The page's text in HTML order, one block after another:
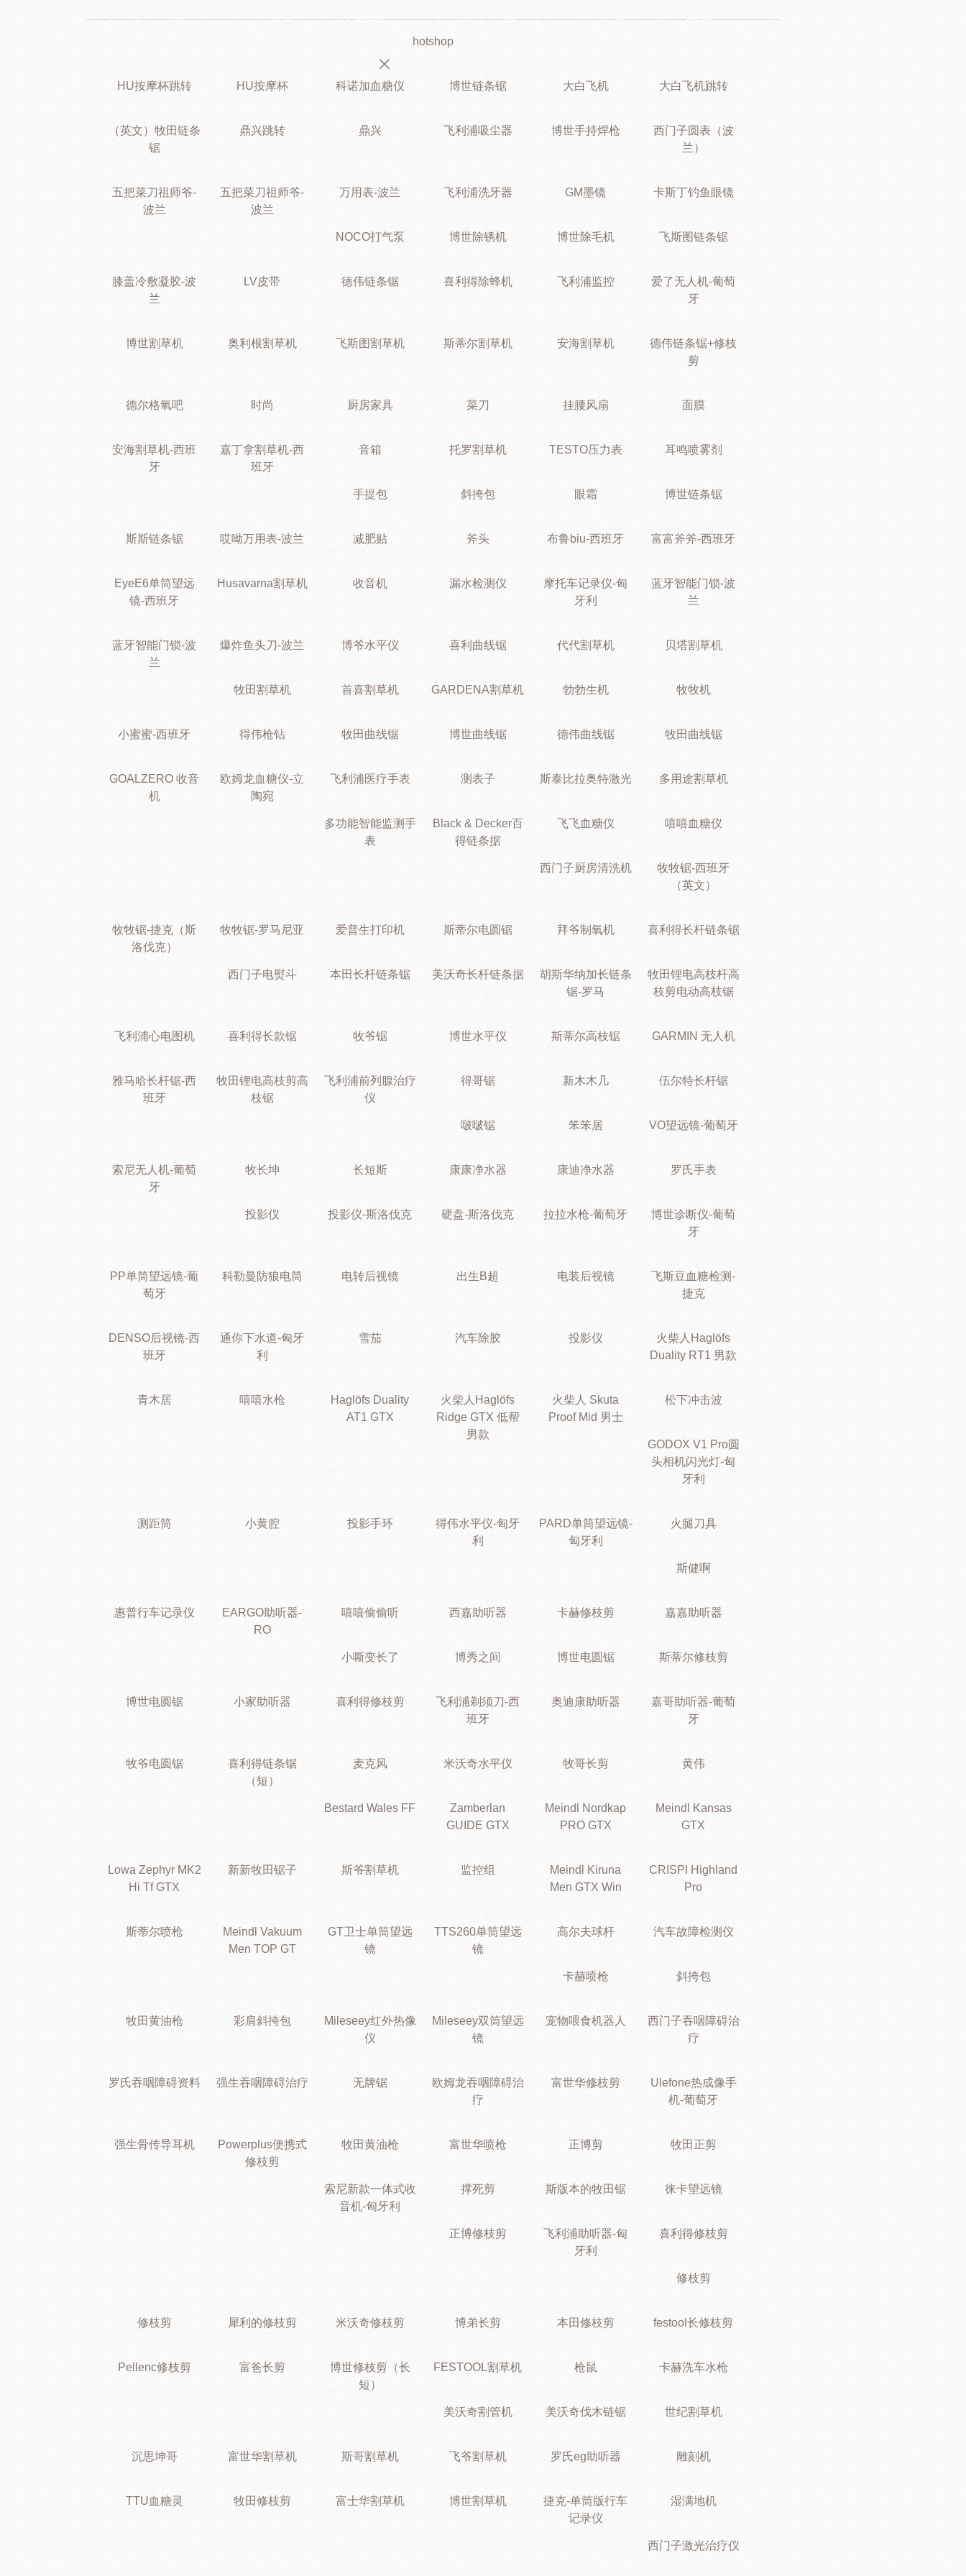
hotshop
HU按摩杯跳转 HU按摩杯 科诺加血糖仪 博世链条锯 大白飞机 大白飞机跳转
（英文）牧田链条
锯
鼎兴跳转 鼎兴 飞利浦吸尘器 博世手持焊枪
西门子圆表（波
兰）
五把菜刀祖师爷-
波兰
五把菜刀祖师爷-
波兰
万用表-波兰 飞利浦洗牙器 GM墨镜 卡斯丁钓鱼眼镜
NOCO打气泵 博世除锈机 博世除毛机 飞斯图链条锯
膝盖冷敷凝胶-波
兰
LV皮带 德伟链条锯 喜利得除蜂机 飞利浦监控
爱了无人机-葡萄
牙
博世割草机 奥利根割草机 飞斯图割草机 斯蒂尔割草机 安海割草机
德伟链条锯+修枝
剪
德尔格氧吧 时尚 厨房家具 菜刀 挂腰风扇 面膜
安海割草机-西班
牙
嘉丁拿割草机-西
班牙
音箱 托罗割草机 TESTO压力表 耳鸣喷雾剂
手提包 斜挎包 眼霜 博世链条锯
斯斯链条锯 哎呦万用表-波兰 减肥贴 斧头 布鲁biu-西班牙 富富斧斧-西班牙
EyeE6单筒望远
镜-西班牙
Husavarna割草机 收音机 漏水检测仪
摩托车记录仪-匈
牙利
蓝牙智能门锁-波
兰
蓝牙智能门锁-波
兰
爆炸鱼头刀-波兰 博爷水平仪 喜利曲线锯 代代割草机 贝塔割草机
牧田割草机 首喜割草机 GARDENA割草机 勃勃生机 牧牧机
小蜜蜜-西班牙 得伟枪钻 牧田曲线锯 博世曲线锯 德伟曲线锯 牧田曲线锯
GOALZERO 收音
机
欧姆龙血糖仪-立
陶宛
飞利浦医疗手表 测表子 斯泰比拉奥特激光 多用途割草机
多功能智能监测手
表
Black & Decker百
得链条据
飞飞血糖仪 嘻嘻血糖仪
西门子厨房清洗机
牧牧锯-西班牙
（英文）
牧牧锯-捷克（斯
洛伐克）
牧牧锯-罗马尼亚 爱普生打印机 斯蒂尔电圆锯 拜爷制氧机 喜利得长杆链条锯
西门子电熨斗 本田长杆链条锯 美沃奇长杆链条据
胡斯华纳加长链条
锯-罗马
牧田锂电高枝杆高
枝剪电动高枝锯
飞利浦心电图机 喜利得长款锯 牧爷锯 博世水平仪 斯蒂尔高枝锯 GARMIN 无人机
雅马哈长杆锯-西
班牙
牧田锂电高枝剪高
枝锯
飞利浦前列腺治疗
仪
得哥锯 新木木几 伍尔特长杆锯
啵啵锯 笨笨居 VO望远镜-葡萄牙
索尼无人机-葡萄
牙
牧长坤 长短斯 康康净水器 康迪净水器 罗氏手表
投影仪 投影仪-斯洛伐克 硬盘-斯洛伐克 拉拉水枪-葡萄牙
博世诊断仪-葡萄
牙
PP单筒望远镜-葡
萄牙
科勒曼防狼电筒 电转后视镜 出生B超 电装后视镜
飞斯豆血糖检测-
捷克
DENSO后视镜-西
班牙
通你下水道-匈牙
利
雪茄 汽车除胶 投影仪
火柴人Haglöfs
Duality RT1 男款
青木居 嘻嘻水枪
Haglöfs Duality
AT1 GTX
火柴人Haglöfs
Ridge GTX 低帮
男款
火柴人 Skuta
Proof Mid 男士
松下冲击波
GODOX V1 Pro圆
头相机闪光灯-匈
牙利
测距筒 小黄腔 投影手环
得伟水平仪-匈牙
利
PARD单筒望远镜-
匈牙利
火腿刀具
斯健啊
惠普行车记录仪
EARGO助听器-
RO
嘻嘻偷偷听 西嘉助听器 卡赫修枝剪 嘉嘉助听器
小嘶变长了 博秀之间 博世电圆锯 斯蒂尔修枝剪
博世电圆锯 小家助听器 喜利得修枝剪
飞利浦剃须刀-西
班牙
奥迪康助听器
嘉哥助听器-葡萄
牙
牧爷电圆锯
喜利得链条锯
（短）
麦克风 米沃奇水平仪 牧哥长剪 黄伟
Bestard Wales FF
Zamberlan
GUIDE GTX
Meindl Nordkap
PRO GTX
Meindl Kansas
GTX
Lowa Zephyr MK2
Hi Tf GTX
新新牧田锯子 斯爷割草机 监控组
Meindl Kiruna
Men GTX Win
CRISPI Highland
Pro
斯蒂尔喷枪
Meindl Vakuum
Men TOP GT
GT卫士单筒望远
镜
TTS260单筒望远
镜
高尔夫球杆 汽车故障检测仪
卡赫喷枪 斜挎包
牧田黄油枪 彩肩斜挎包
Mileseey红外热像
仪
Mileseey双筒望远
镜
宠物喂食机器人
西门子吞咽障碍治
疗
罗氏吞咽障碍资料 强生吞咽障碍治疗 无牌锯
欧姆龙吞咽障碍治
疗
富世华修枝剪
Ulefone热成像手
机-葡萄牙
强生骨传导耳机
Powerplus便携式
修枝剪
牧田黄油枪 富世华喷枪 正博剪 牧田正剪
索尼新款一体式收
音机-匈牙利
撑死剪 斯版本的牧田锯 徕卡望远镜
正博修枝剪
飞利浦助听器-匈
牙利
喜利得修枝剪
修枝剪
修枝剪 犀利的修枝剪 米沃奇修枝剪 博弟长剪 本田修枝剪 festool长修枝剪
Pellenc修枝剪 富爸长剪
博世修枝剪（长
短）
FESTOOL割草机 枪鼠 卡赫洗车水枪
美沃奇割管机 美沃奇伐木链锯 世纪割草机
沉思坤哥 富世华割草机 斯哥割草机 飞爷割草机 罗氏eg助听器 雕刻机
TTU血糖灵 牧田修枝剪 富士华割草机 博世割草机
捷克-单筒版行车
记录仪
湿满地机
西门子激光治疗仪